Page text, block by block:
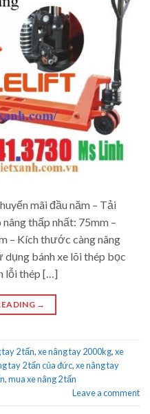
mãi đầu năm – Tải
thấp nhất: 75mm –
– Kích thước càng nâng
dụng bánh xe lõi thép bọc
lỗi thép […]
→
tay 2 tấn,xe nâng tay 2000kg,xe
tay 2 tấn của đức,xe nâng tay
,mua xe nâng 2 tấn
Leave a comment